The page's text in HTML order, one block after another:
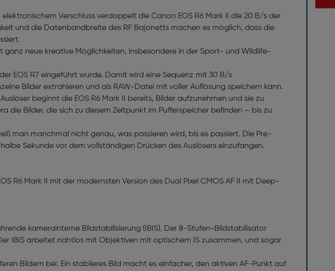
Verschluss verdoppelt die Canon EOS R6 Mark II die 20 B/s der
und die Datenbandbreite des RF Bajonetts machen es möglich, dass die
neue kreative Möglichkeiten, insbesondere in der Sport- und Wildlife-
EOS R7 eingeführt wurde. Damit wird eine Sequenz mit 30 B/s
Bilder extrahieren und als RAW-Datei mit voller Auflösung speichern kann.
beginnt die EOS R6 Mark II bereits, Bilder aufzunehmen und sie zu
die Bilder, die sich zu diesem Zeitpunkt im Pufferspeicher befinden – bis zu
man manchmal nicht genau, was passieren wird, bis es passiert. Die Pre-
Sekunde vor dem vollständigen Drücken des Auslösers einzufangen.
R6 Mark II mit der modernsten Version des Dual Pixel CMOS AF II mit Deep-
kamerainterne Bildstabilisierung (IBIS). Der 8-Stufen-Bildstabilisator
IBIS arbeitet nahtlos mit Objektiven mit optischem IS zusammen, und sogar
Bildern bei. Ein stabileres Bild macht es einfacher, den aktiven AF-Punkt auf